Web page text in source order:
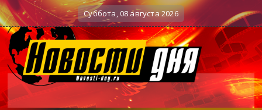
действия Вечерние баталии политологов у Соловьёва
Суббота, 08 августа 2026